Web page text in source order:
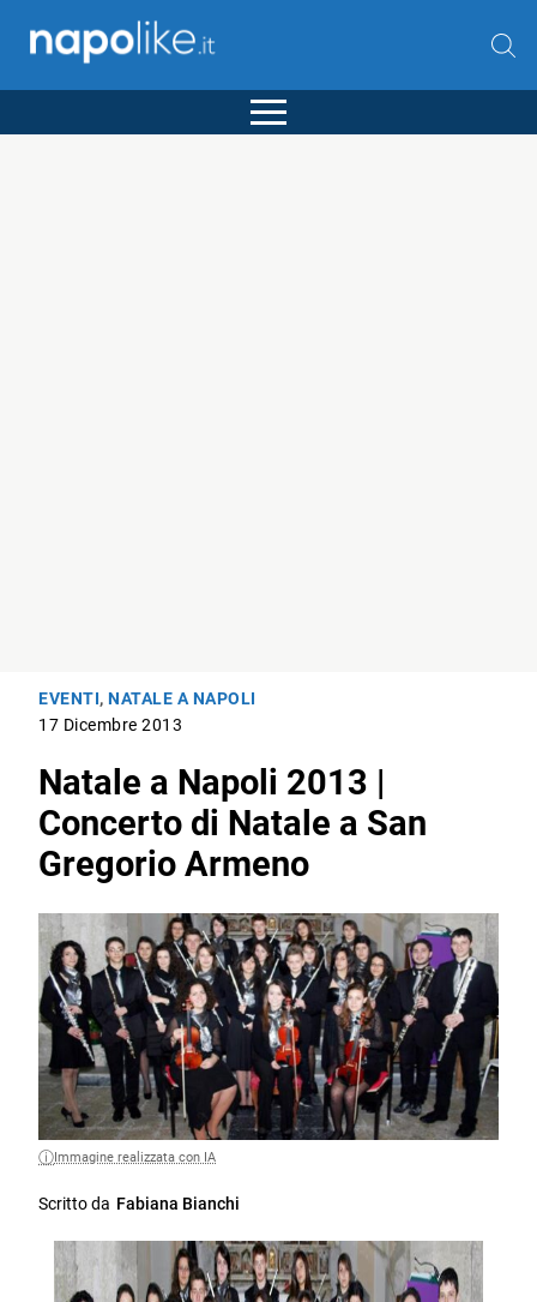
EVENTI,NATALE A NAPOLI
17 Dicembre 2013
Natale a Napoli 2013 |
Concerto di Natale a San
Gregorio Armeno
Immagine realizzata con IA
Scritto da Fabiana Bianchi